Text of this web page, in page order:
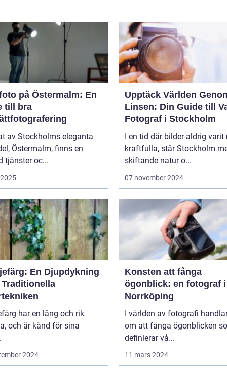
på Östermalm: En
till bra
av Stockholms eleganta
Östermalm, finns en
tjänster oc...
Upptäck Världen
Linsen: Din Guide till
Fotograf i Stockholm
I en tid där bilder aldrig varit
kraftfulla, står Stockholm
skiftande natur o...
07 november 2024
En Djupdykning
har en lång och rik
och är känd för sina
2024
Konsten att fånga
ögonblick: en fotograf i
Norrköping
I världen av fotografi
om att fånga ögonblicken
definierar vå...
11 mars 2024